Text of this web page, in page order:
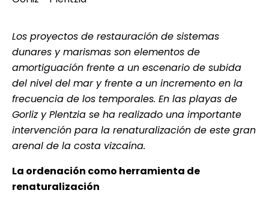
Los proyectos de restauración de sistemas
dunares y marismas son elementos de
amortiguación frente a un escenario de subida
del nivel del mar y frente a un incremento en la
frecuencia de los temporales. En las playas de
Gorliz y Plentzia se ha realizado una importante
intervención para la renaturalización de este gran
arenal de la costa vizcaína.
La ordenación como herramienta de
renaturalización